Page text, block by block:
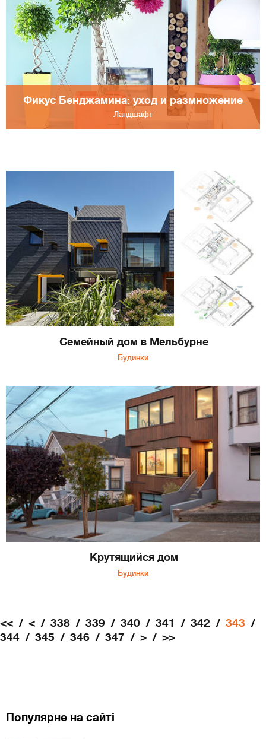
Фикус Бенджамина: уход и размножение
Ландшафт
Семейный дом в Мельбурне
Будинки
Крутящийся дом
Будинки
<< < 338 339 340 341 342
343
344
345 346 347 > >>
Популярне на сайті